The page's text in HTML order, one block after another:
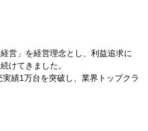
営」を経営理念とし、利益追求に
けてきました。
績1万台を突破し、業界トップクラ